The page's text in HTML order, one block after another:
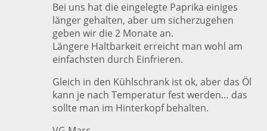
Bei uns hat die eingelegte Paprika einiges
länger gehalten, aber um sicherzugehen
geben wir die 2 Monate an.
Längere Haltbarkeit erreicht man wohl am
einfachsten durch Einfrieren.
Gleich in den Kühlschrank ist ok, aber das Öl
kann je nach Temperatur fest werden… das
sollte man im Hinterkopf behalten.